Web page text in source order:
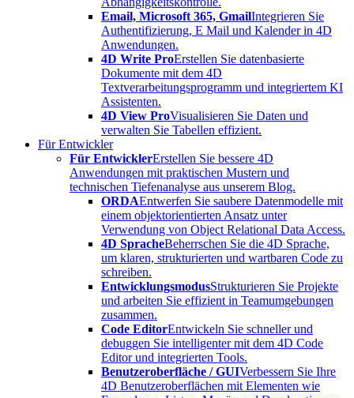
Email, Microsoft 365, GmailIntegrieren Sie
Authentifizierung, E Mail und Kalender in 4D
Anwendungen.
4D Write ProErstellen Sie datenbasierte
Dokumente mit dem 4D
Textverarbeitungsprogramm und integriertem KI
Assistenten.
4D View ProVisualisieren Sie Daten und
verwalten Sie Tabellen effizient.
Für Entwickler
Für EntwicklerErstellen Sie bessere 4D
Anwendungen mit praktischen Mustern und
technischen Tiefenanalyse aus unserem Blog.
ORDAEntwerfen Sie saubere Datenmodelle mit
einem objektorientierten Ansatz unter
Verwendung von Object Relational Data Access.
4D SpracheBeherrschen Sie die 4D Sprache,
um klaren, strukturierten und wartbaren Code zu
schreiben.
EntwicklungsmodusStrukturieren Sie Projekte
und arbeiten Sie effizient in Teamumgebungen
zusammen.
Code EditorEntwickeln Sie schneller und
debuggen Sie intelligenter mit dem 4D Code
Editor und integrierten Tools.
Benutzeroberfläche / GUIVerbessern Sie Ihre
4D Benutzeroberflächen mit Elementen wie